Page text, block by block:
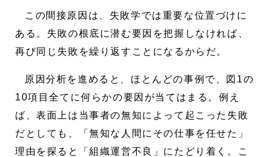
この間接原因は、失敗学では重要な位置づけに
ある。失敗の根底に潜む要因を把握しなければ、
再び同じ失敗を繰り返すことになるからだ。
原因分析を進めると、ほとんどの事例で、図1の
10項目全てに何らかの要因が当てはまる。例え
ば、表面上は当事者の無知によって起こった失敗
だとしても、「無知な人間にその仕事を任せた」
理由を探ると「組織運営不良」にたどり着く。こ